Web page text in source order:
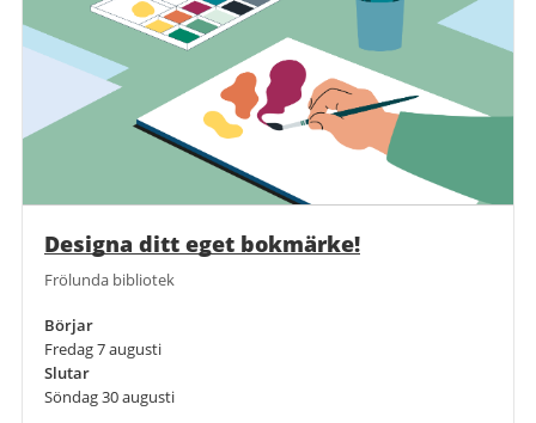
Designa ditt eget bokmärke!
Frölunda bibliotek
Börjar
Fredag 7 augusti
Slutar
Söndag 30 augusti